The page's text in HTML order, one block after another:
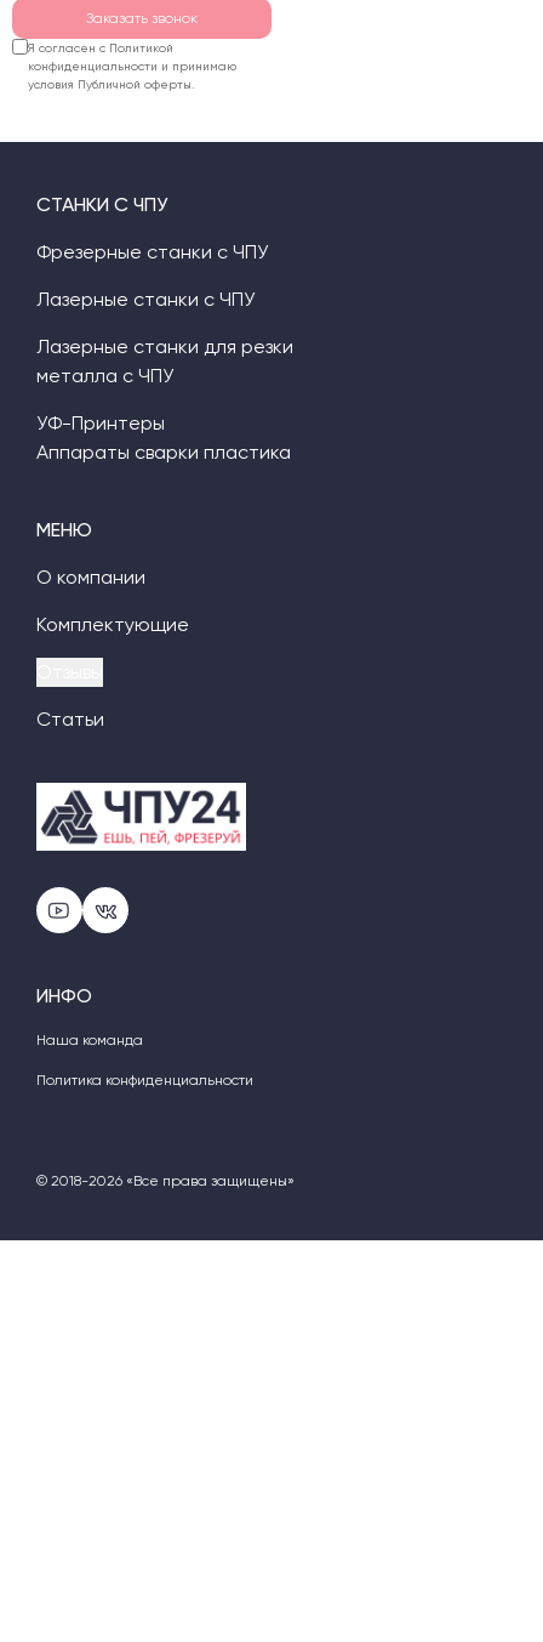
Заказать звонок
Я согласен с Политикой
конфиденциальности и принимаю
условия Публичной оферты.
МЕНЮ
О компании
Комплектующие
Статьи
СТАНКИ С ЧПУ
Фрезерные станки с ЧПУ
Лазерные станки с ЧПУ
Лазерные станки для резки
металла с ЧПУ
УФ-Принтеры
Аппараты сварки пластика
ИНФО
Наша команда
Политика конфиденциальности
© 2018-2026 «Все права защищены»